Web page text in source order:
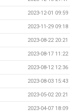
2023-12-01 09:59
2023-11-29 09:18
2023-08-22 20:21
2023-08-17 11:22
2023-08-12 12:36
2023-08-03 15:43
2023-05-02 20:21
2023-04-07 18:09